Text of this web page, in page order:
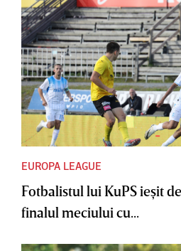
EUROPA LEAGUE
Fotbalistul lui KuPS ieşit
finalul meciului cu...